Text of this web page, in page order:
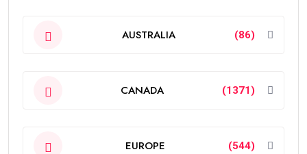
AUSTRALIA (86)
CANADA (1371)
EUROPE (544)